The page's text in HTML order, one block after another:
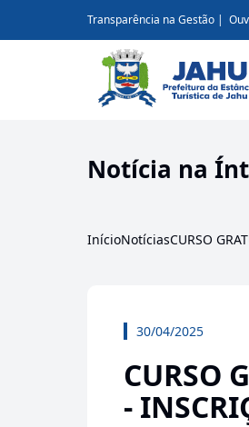
Transparência na Gestão
Notícia na
InícioNotíciasCURSO
30/04/2025
CURSO
-